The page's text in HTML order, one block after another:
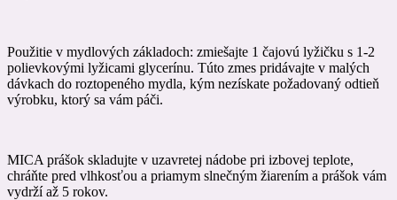
Použitie v mydlových základoch: zmiešajte 1 čajovú lyžičku s 1-2
polievkovými lyžicami glycerínu. Túto zmes pridávajte v malých
dávkach do roztopeného mydla, kým nezískate požadovaný odtieň
výrobku, ktorý sa vám páči.
MICA prášok skladujte v uzavretej nádobe pri izbovej teplote,
chráňte pred vlhkosťou a priamym slnečným žiarením a prášok vám
vydrží až 5 rokov.